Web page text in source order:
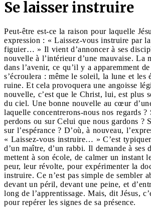
Se laisser instruire
Peut-être est-ce la raison pour laquelle
expression : « Laissez-vous instruire par
figuier… » Il vient d’annoncer à ses
nouvelle à l’intérieur d’une mauvaise. La
dans l’avenir, ce qu’il y a apparemment
s’écroulera : même le soleil, la lune et les
ruine. Et cela provoquera une angoisse
nouvelle, c’est que le Christ, lui, est plus
du ciel. Une bonne nouvelle au cœur
laquelle concentrerons-nous nos regards ?
perdons ou sur Celui que nous gardons ?
sur l’espérance ? D’où, à nouveau,
« Laissez-vous instruire… » C’est
d’un maître, d’un rabbi. Il demande à ses
mettent à son école, de calmer un instant
peur, leur révolte, pour expérimenter la
instruire. Ce n’est pas simple de sembler
devant un péril, devant une peine, et
long de l’apprentissage. Mais, dit Jésus,
pour repérer les signes de sa présence.